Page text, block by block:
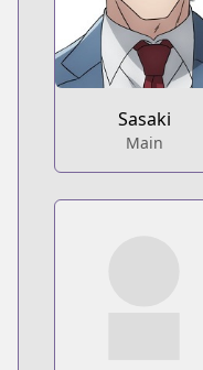
Sasaki
Main